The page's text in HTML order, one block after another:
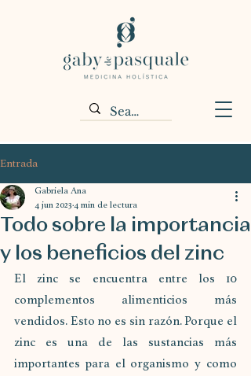
Entrada
Todo sobre la importancia
y los beneficios del zinc
Gabriela Ana
4 jun 2023 4 min de lectura
El zinc se encuentra entre los 10
complementos alimenticios más
vendidos. Esto no es sin razón. Porque el
zinc es una de las sustancias más
importantes para el organismo y como